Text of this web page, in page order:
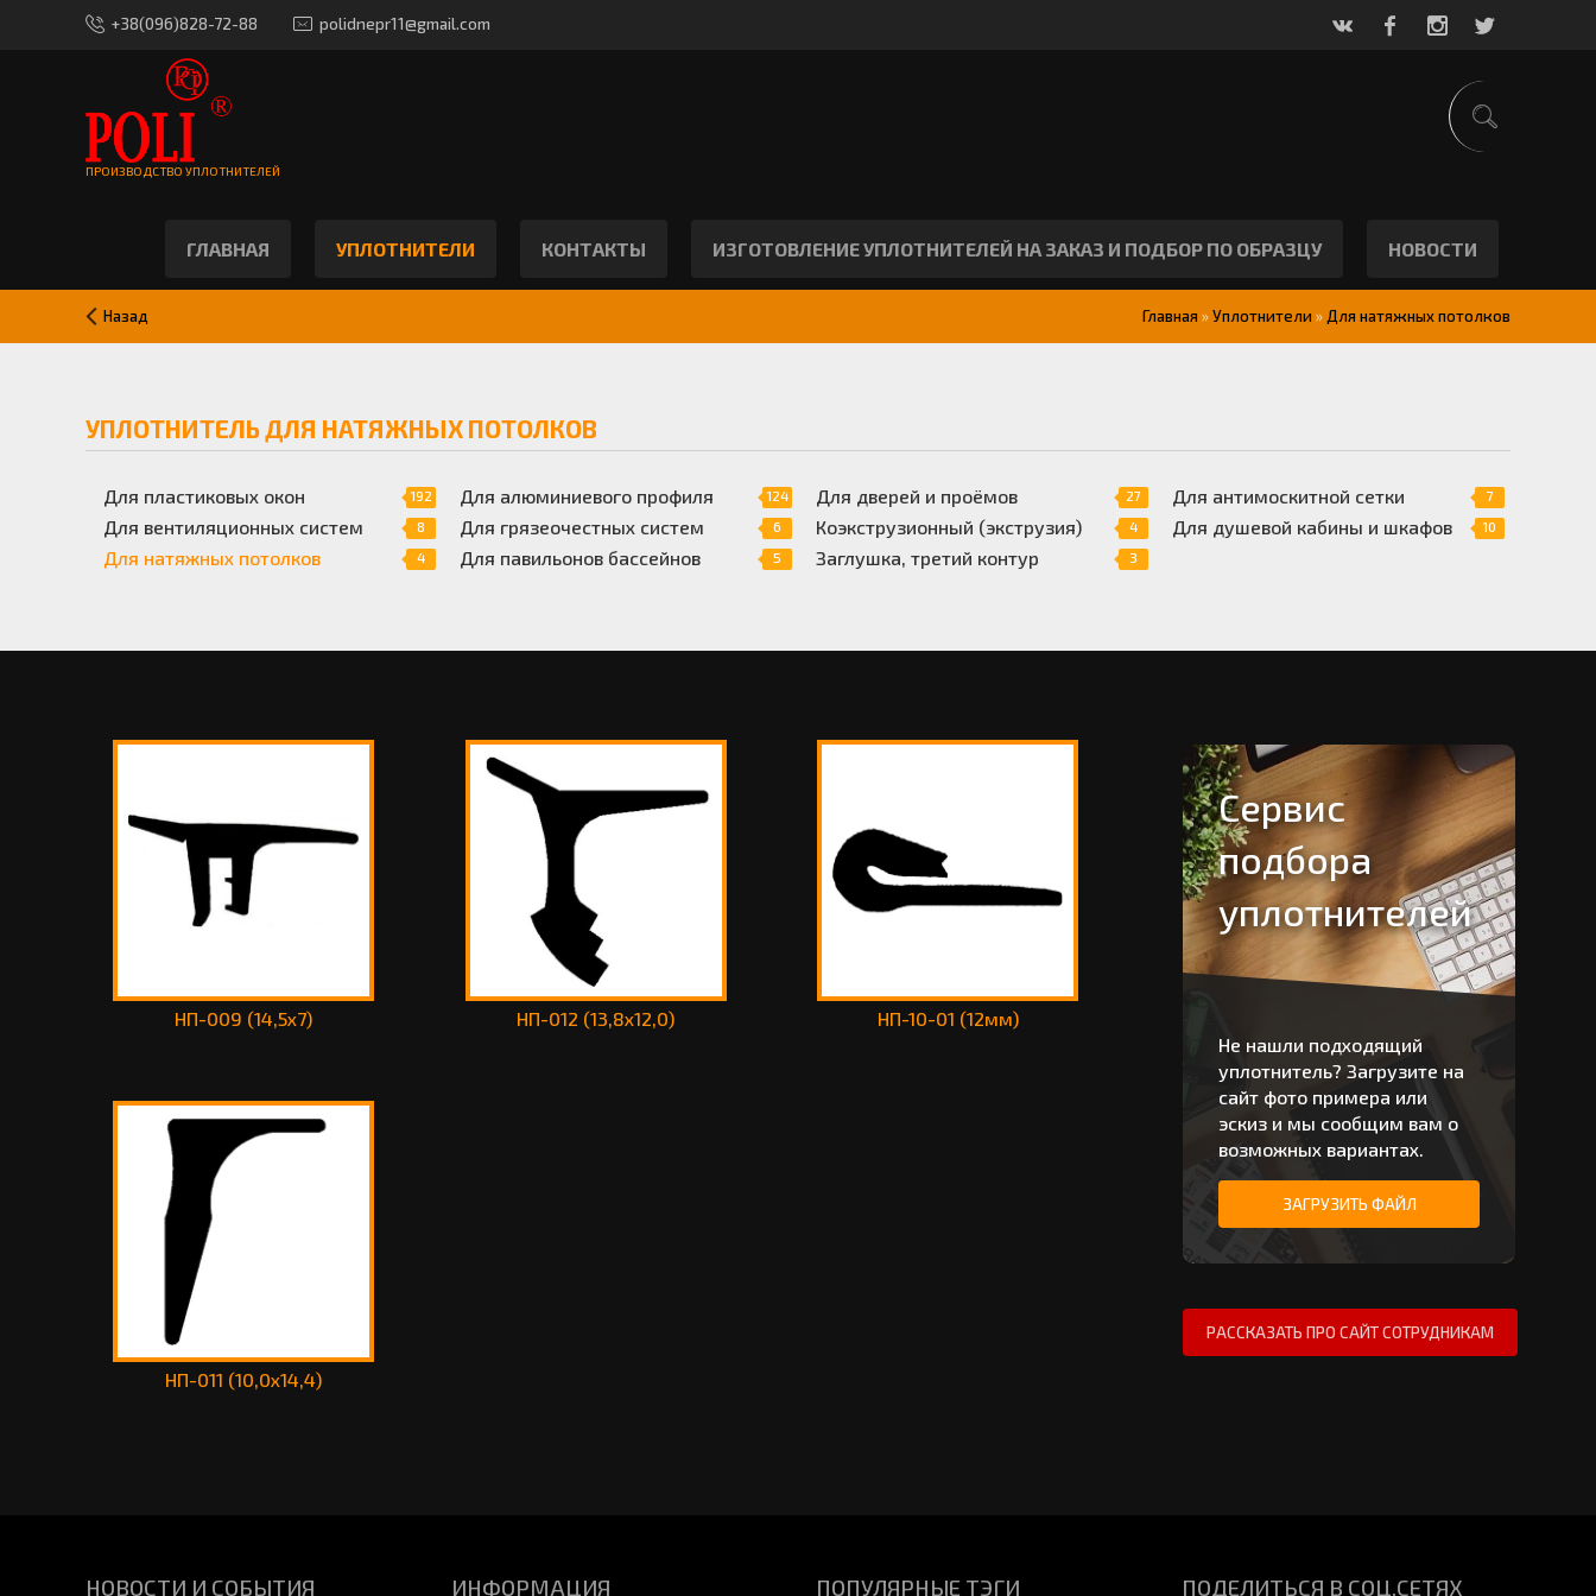
+38(096)828-72-88 polidnepr11@gmail.com
ПРОИЗВОДСТВО УПЛОТНИТЕЛЕЙ
ГЛАВНАЯ УПЛОТНИТЕЛИ КОНТАКТЫ ИЗГОТОВЛЕНИЕ УПЛОТНИТЕЛЕЙ НА ЗАКАЗ И ПОДБОР ПО ОБРАЗЦУ НОВОСТИ
Назад Главная »Уплотнители » Для натяжных потолков
УПЛОТНИТЕЛЬ ДЛЯ НАТЯЖНЫХ ПОТОЛКОВ
Для пластиковых окон 192 Для алюминиевого профиля 124 Для дверей и проёмов 27 Для антимоскитной сетки 7
Для вентиляционных систем 8 Для грязеочестных систем 6 Коэкструзионный (экструзия) 4 Для душевой кабины и шкафов 10
Для натяжных потолков 4 Для павильонов бассейнов 5 Заглушка, третий контур 3
НП-009 (14,5x7) НП-012 (13,8х12,0) НП-10-01 (12мм)
НП-011 (10,0х14,4)
Сервис
подбора
уплотнителей
Не нашли подходящий
уплотнитель? Загрузите на
сайт фото примера или
эскиз и мы сообщим вам о
возможных вариантах.
ЗАГРУЗИТЬ ФАЙЛ
НОВОСТИ И СОБЫТИЯ ИНФОРМАЦИЯ ПОПУЛЯРНЫЕ ТЭГИ ПОДЕЛИТЬСЯ В СОЦ.СЕТЯХ